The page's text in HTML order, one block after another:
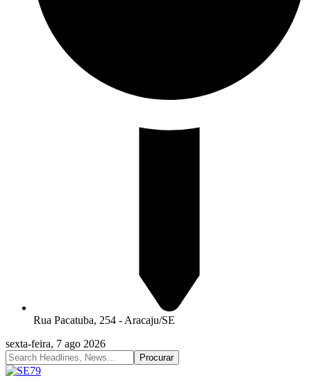
Rua Pacatuba, 254 - Aracaju/SE
sexta-feira, 7 ago 2026